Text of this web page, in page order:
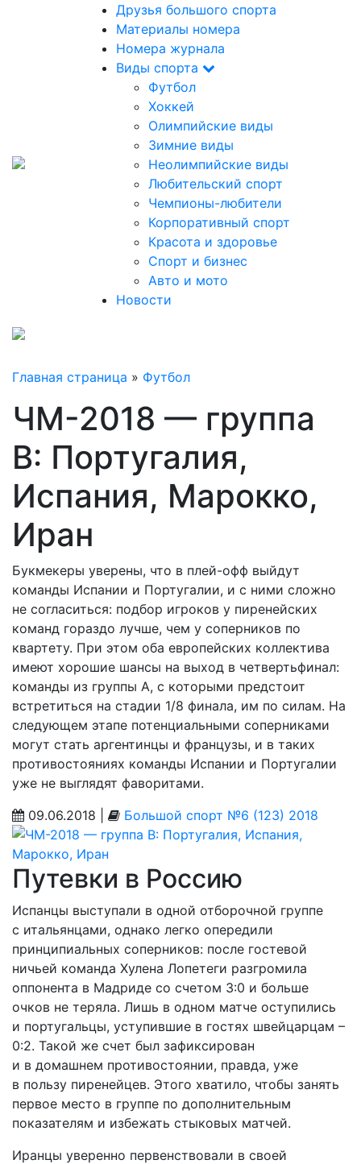
Друзья большого спорта
Материалы номера
Номера журнала
Виды спорта
Футбол
Хоккей
Олимпийские виды
Зимние виды
Неолимпийские виды
Любительский спорт
Чемпионы-любители
Корпоративный спорт
Красота и здоровье
Спорт и бизнес
Авто и мото
Новости
Главная страница » Футбол
ЧМ-2018 — группа
B: Португалия,
Испания, Марокко,
Иран
Букмекеры уверены, что в плей-офф выйдут
команды Испании и Португалии, и с ними сложно
не согласиться: подбор игроков у пиренейских
команд гораздо лучше, чем у соперников по
квартету. При этом оба европейских коллектива
имеют хорошие шансы на выход в четвертьфинал:
команды из группы A, с которыми предстоит
встретиться на стадии 1/8 финала, им по силам. На
следующем этапе потенциальными соперниками
могут стать аргентинцы и французы, и в таких
противостояниях команды Испании и Португалии
уже не выглядят фаворитами.
09.06.2018 |
Большой спорт №6 (123) 2018
Путевки в Россию
Испанцы выступали в одной отборочной группе
с итальянцами, однако легко опередили
принципиальных соперников: после гостевой
ничьей команда Хулена Лопетеги разгромила
оппонента в Мадриде со счетом 3:0 и больше
очков не теряла. Лишь в одном матче оступились
и португальцы, уступившие в гостях швейцарцам –
0:2. Такой же счет был зафиксирован
и в домашнем противосто­янии, правда, уже
в пользу пиренейцев. Этого хватило, чтобы занять
первое место в группе по дополнительным
показателям и избежать стыковых матчей.
Иранцы уверенно первенствовали в своей